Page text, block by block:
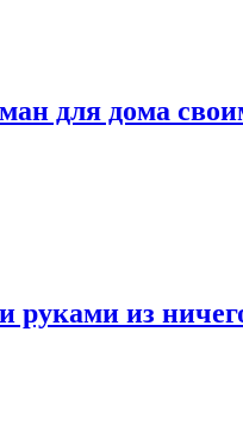
для дома
руками из